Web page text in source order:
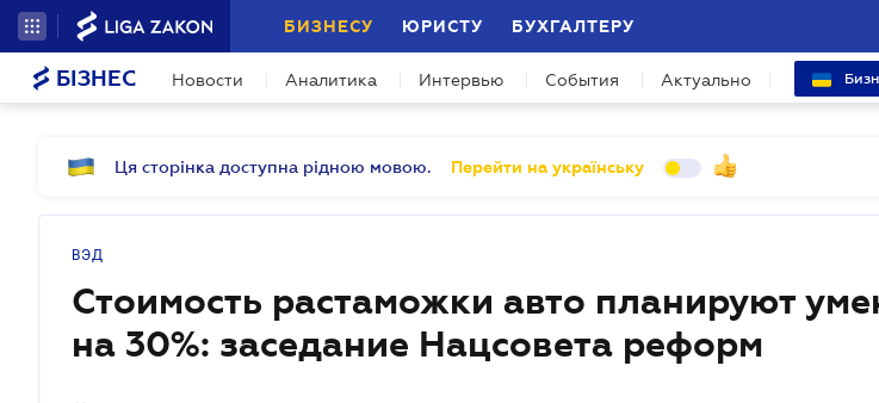
БИЗНЕСУ ЮРИСТУ БУХГАЛТЕРУ
БІЗНЕС Новости Аналитика Интервью События Актуально
Ця сторінка доступна рідною мовою. Перейти на українську
ВЭД
Стоимость растаможки авто планируют
на 30%: заседание Нацсовета реформ